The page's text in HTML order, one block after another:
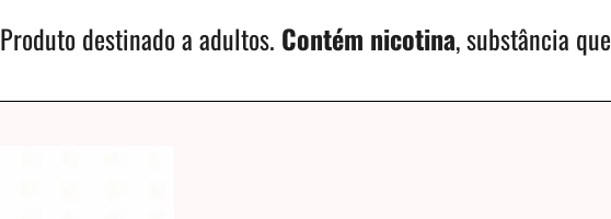
Produto destinado a adultos. Contém nicotina, substância que